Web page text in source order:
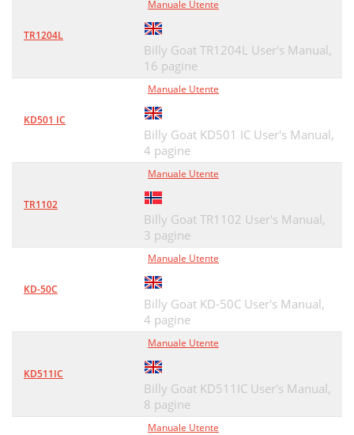
TR1204L
Manuale Utente
Billy Goat TR1204L User's Manual,
16 pagine
KD501 IC
Manuale Utente
Billy Goat KD501 IC User's Manual,
4 pagine
TR1102
Manuale Utente
Billy Goat TR1102 User's Manual,
3 pagine
KD-50C
Manuale Utente
Billy Goat KD-50C User's Manual,
4 pagine
KD511IC
Manuale Utente
Billy Goat KD511IC User's Manual,
8 pagine
Manuale Utente